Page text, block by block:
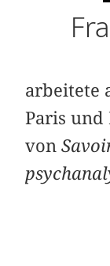
arbeitete
Paris
von